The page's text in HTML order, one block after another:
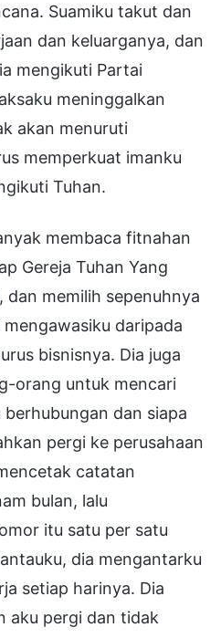
Suamiku takut dan
dan keluarganya, dan
mengikuti Partai
meninggalkan
akan menuruti
memperkuat imanku
Tuhan.
membaca fitnahan
Gereja Tuhan Yang
dan memilih sepenuhnya
daripada
bisnisnya. Dia juga
orang untuk mencari
dan siapa
pergi ke perusahaan
catatan
bulan, lalu
itu satu per satu
dia mengantarku
setiap harinya. Dia
aku pergi dan tidak